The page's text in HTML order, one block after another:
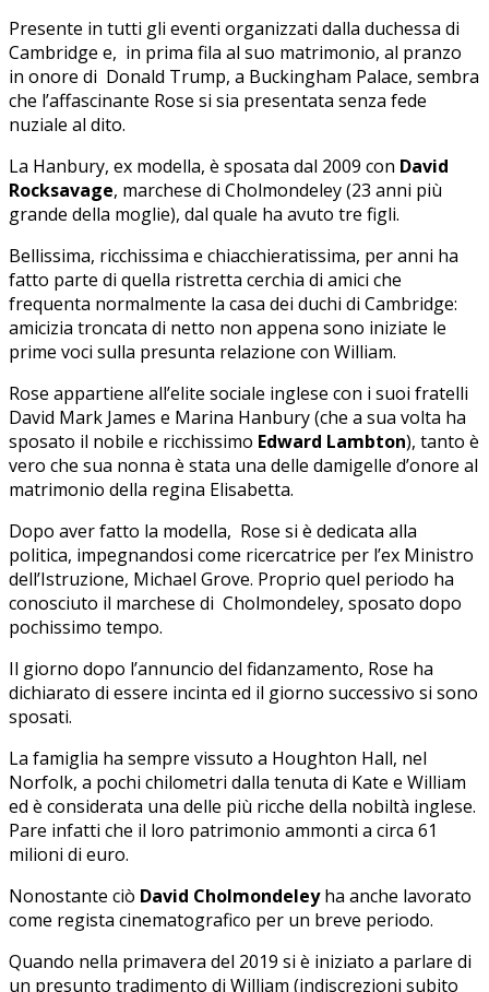
Presente in tutti gli eventi organizzati dalla duchessa di
Cambridge e, in prima fila al suo matrimonio, al pranzo
in onore di Donald Trump, a Buckingham Palace, sembra
che l’affascinante Rose si sia presentata senza fede
nuziale al dito.
La Hanbury, ex modella, è sposata dal 2009 con David
Rocksavage, marchese di Cholmondeley (23 anni più
grande della moglie), dal quale ha avuto tre figli.
Bellissima, ricchissima e chiacchieratissima, per anni ha
fatto parte di quella ristretta cerchia di amici che
frequenta normalmente la casa dei duchi di Cambridge:
amicizia troncata di netto non appena sono iniziate le
prime voci sulla presunta relazione con William.
Rose appartiene all’elite sociale inglese con i suoi fratelli
David Mark James e Marina Hanbury (che a sua volta ha
sposato il nobile e ricchissimo Edward Lambton), tanto è
vero che sua nonna è stata una delle damigelle d’onore al
matrimonio della regina Elisabetta.
Dopo aver fatto la modella, Rose si è dedicata alla
politica, impegnandosi come ricercatrice per l’ex Ministro
dell’Istruzione, Michael Grove. Proprio quel periodo ha
conosciuto il marchese di Cholmondeley, sposato dopo
pochissimo tempo.
Il giorno dopo l’annuncio del fidanzamento, Rose ha
dichiarato di essere incinta ed il giorno successivo si sono
sposati.
La famiglia ha sempre vissuto a Houghton Hall, nel
Norfolk, a pochi chilometri dalla tenuta di Kate e William
ed è considerata una delle più ricche della nobiltà inglese.
Pare infatti che il loro patrimonio ammonti a circa 61
milioni di euro.
Nonostante ciò David Cholmondeleyha anche lavorato
come regista cinematografico per un breve periodo.
Quando nella primavera del 2019 si è iniziato a parlare di
un presunto tradimento di William (indiscrezioni subito